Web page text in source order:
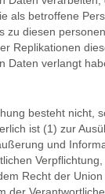
als betroffene
zu diesen
Replikationen
Daten verlangt
besteht nicht,
ist (1) zur
und
Verpflichtung,
Recht der